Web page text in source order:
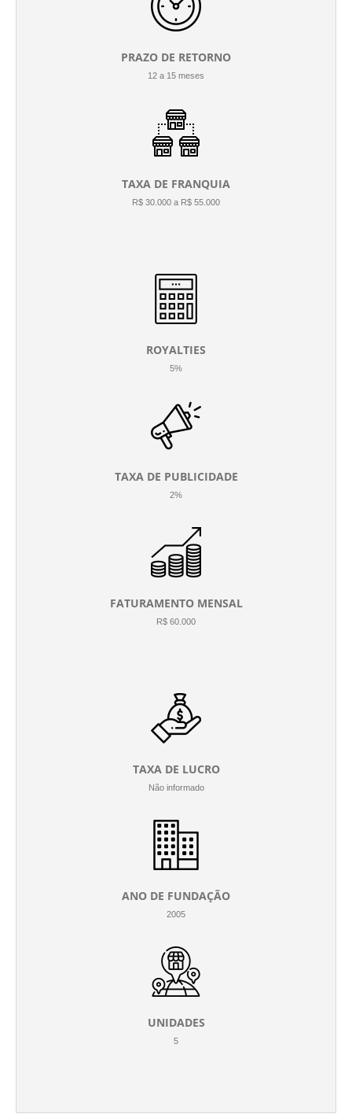
PRAZO DE RETORNO
12 a 15 meses
TAXA DE FRANQUIA
R$ 30.000 a R$ 55.000
ROYALTIES
5%
TAXA DE PUBLICIDADE
2%
FATURAMENTO MENSAL
R$ 60.000
TAXA DE LUCRO
Não informado
ANO DE FUNDAÇÃO
2005
UNIDADES
5